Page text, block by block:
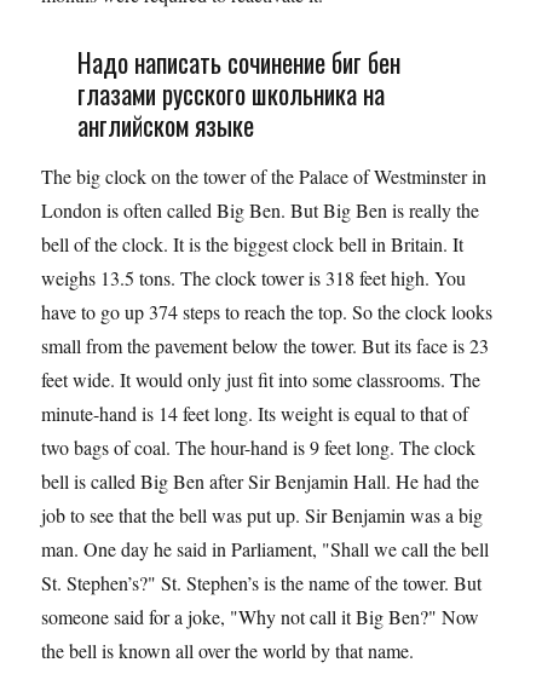
Надо написать сочинение биг бен
глазами русского школьника на
английском языке
The big clock on the tower of the Palace of Westminster in
London is often called Big Ben. But Big Ben is really the
bell of the clock. It is the biggest clock bell in Britain. It
weighs 13.5 tons. The clock tower is 318 feet high. You
have to go up 374 steps to reach the top. So the clock looks
small from the pavement below the tower. But its face is 23
feet wide. It would only just fit into some classrooms. The
minute-hand is 14 feet long. Its weight is equal to that of
two bags of coal. The hour-hand is 9 feet long. The clock
bell is called Big Ben after Sir Benjamin Hall. He had the
job to see that the bell was put up. Sir Benjamin was a big
man. One day he said in Parliament, "Shall we call the bell
St. Stephen’s?" St. Stephen’s is the name of the tower. But
someone said for a joke, "Why not call it Big Ben?" Now
the bell is known all over the world by that name.